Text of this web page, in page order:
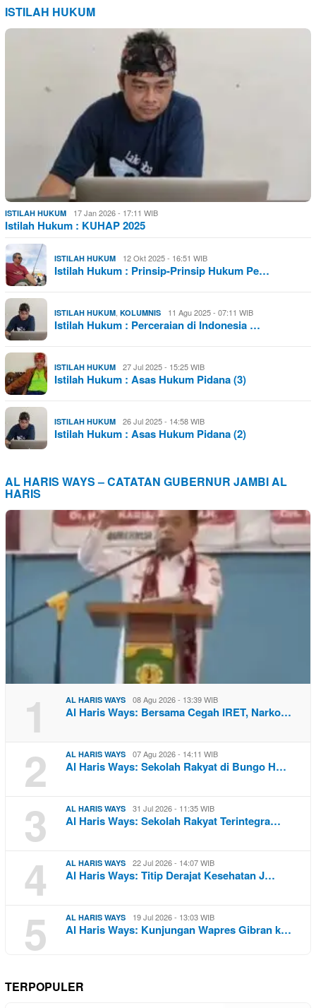
ISTILAH HUKUM
ISTILAH HUKUM 17 Jan 2026 - 17:11 WIB
Istilah Hukum : KUHAP 2025
ISTILAH HUKUM 12 Okt 2025 - 16:51 WIB
Istilah Hukum : Prinsip-Prinsip Hukum Pe…
ISTILAH HUKUM KOLUMNIS 11 Agu 2025 - 07:11 WIB
Istilah Hukum : Perceraian di Indonesia …
ISTILAH HUKUM 27 Jul 2025 - 15:25 WIB
Istilah Hukum : Asas Hukum Pidana (3)
ISTILAH HUKUM 26 Jul 2025 - 14:58 WIB
Istilah Hukum : Asas Hukum Pidana (2)
AL HARIS WAYS – CATATAN GUBERNUR JAMBI AL
HARIS
1 AL HARIS WAYS 08 Agu 2026 - 13:39 WIB
Al Haris Ways: Bersama Cegah IRET, Narko…
2 AL HARIS WAYS 07 Agu 2026 - 14:11 WIB
Al Haris Ways: Sekolah Rakyat di Bungo H…
3 AL HARIS WAYS 31 Jul 2026 - 11:35 WIB
Al Haris Ways: Sekolah Rakyat Terintegra…
4 AL HARIS WAYS 22 Jul 2026 - 14:07 WIB
Al Haris Ways: Titip Derajat Kesehatan J…
5 AL HARIS WAYS 19 Jul 2026 - 13:03 WIB
Al Haris Ways: Kunjungan Wapres Gibran k…
TERPOPULER